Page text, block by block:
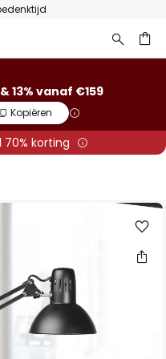
13% vanaf €159
Kopiëren
korting